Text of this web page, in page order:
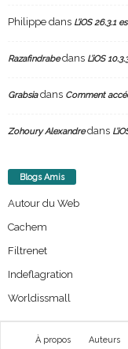
Philippe dans L’iOS 26.3.1
Razafindrabedans L’iOS
Grabsiadans Comment
Zohoury Alexandredans
Blogs Amis
Autour du Web
Cachem
Filtrenet
Indeflagration
Worldissmall
À propos Auteurs